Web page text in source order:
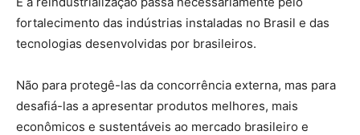
fortalecimento das indústrias instaladas no Brasil e das
tecnologias desenvolvidas por brasileiros.
Não para protegê-las da concorrência externa, mas para
desafiá-las a apresentar produtos melhores, mais
econômicos e sustentáveis ao mercado brasileiro e